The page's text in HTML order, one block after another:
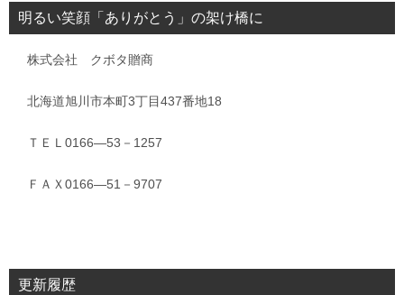
明るい笑顔「ありがとう」の架け橋に
株式会社 クボタ贈商
北海道旭川市本町3丁目437番地18
ＴＥＬ0166―53－1257
ＦＡＸ0166―51－9707
更新履歴